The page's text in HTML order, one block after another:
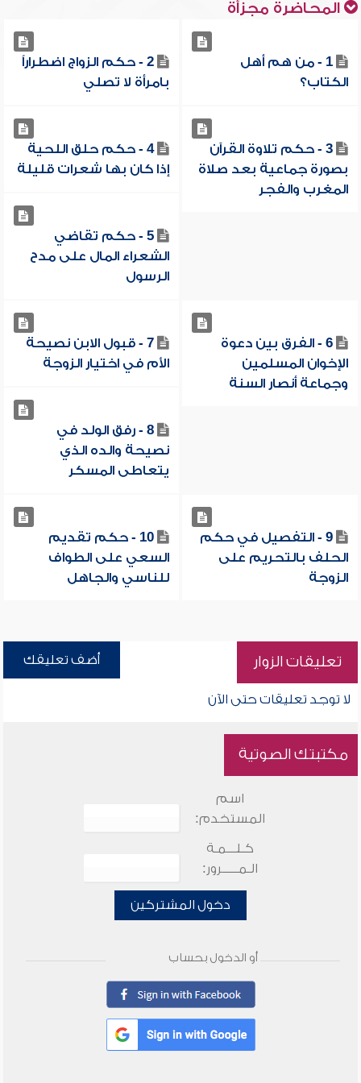
المحاضرة مجزأة
1 - من هم أهل
الكتاب؟
2 - حكم الزواج اضطراراً
بامرأة لا تصلي
3 - حكم تلاوة القرآن
بصورة جماعية بعد صلاة
المغرب والفجر
4 - حكم حلق اللحية
إذا كان بها شعرات قليلة
5 - حكم تقاضي
الشعراء المال على مدح
الرسول
6 - الفرق بين دعوة
الإخوان المسلمين
وجماعة أنصار السنة
7 - قبول الابن نصيحة
الأم في اختيار الزوجة
8 - رفق الولد في
نصيحة والده الذي
يتعاطى المسكر
9 - التفصيل في حكم
الحلف بالتحريم على
الزوجة
10 - حكم تقديم
السعي على الطواف
للناسي والجاهل
تعليقات الزوار أضف تعليقك
لا توجد تعليقات حتى الآن
مكتبتك الصوتية
اسم
المستخدم:
كـلـــمـة
الـمـــــرور:
دخول المشتركين
أو الدخول بحساب